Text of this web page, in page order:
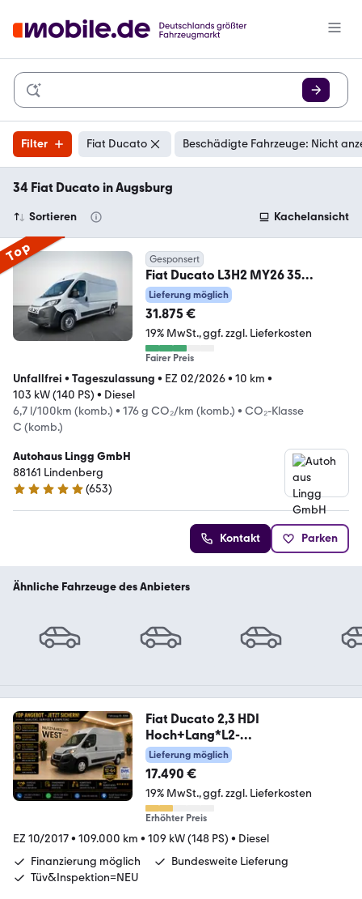
Filter Fiat Ducato Beschädigte Fahrzeuge: Nicht
34 Fiat Ducato in Augsburg
Sortieren Kachelansicht
Top Gesponsert
Fiat Ducato L3H2 MY26 35
140PS/RFK/KLIMA/260°/
Lieferung möglich
31.875 €
19% MwSt. ggf. zzgl. Lieferkosten
Fairer Preis
Unfallfrei • Tageszulassung • EZ 02/2026• 10 km •
103 kW (140 PS) • Diesel
6,7 l/100km (komb.) • 176 g CO₂/km (komb.) • CO₂-Klasse
C (komb.)
Autohaus Lingg GmbH
88161 Lindenberg
5 Sterne
(653)
Kontakt Parken
Ähnliche Fahrzeuge des Anbieters
Fiat Ducato 2,3 HDI
Hoch+Lang*L2-
H2*Garantie*1.Hand*
Lieferung möglich
17.490 €
19% MwSt. ggf. zzgl. Lieferkosten
Erhöhter Preis
EZ 10/2017• 109.000 km • 109 kW (148 PS) • Diesel
Finanzierung möglich
Bundesweite Lieferung
Tüv&Inspektion=NEU